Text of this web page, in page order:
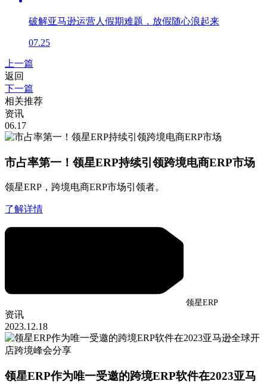
破解亚马逊运营人假期难题，放假随心浪起来
07.25
上一篇
返回
下一篇
相关推荐
资讯
06.17
市占率第一！领星ERP持续引领跨境电商ERP市场
领星ERP，跨境电商ERP市场引领者。
了解详情
领星ERP
资讯
2023.12.18
领星ERP作为唯一受邀的跨境ERP软件在2023亚马